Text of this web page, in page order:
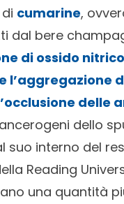
cumarine,
dal bere
di ossido nitrico
l’aggregazione
delle
dello
interno del
Reading
una quantità